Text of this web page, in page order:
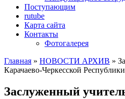
Поступающим
rutube
Карта сайта
Контакты
Фотогалерея
Главная » НОВОСТИ АРХИВ »
Карачаево-Черкесской Республики
Заслуженный